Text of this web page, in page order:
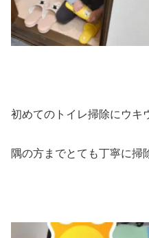
初めてのトイレ掃除にウキ
隅の方までとても丁寧に掃